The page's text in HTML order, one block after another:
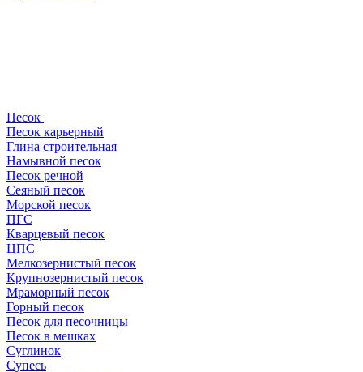
Песок
Песок карьерный
Глина строительная
Намывной песок
Песок речной
Сеяный песок
Морской песок
ПГС
Кварцевый песок
ЦПС
Мелкозернистый песок
Крупнозернистый песок
Мраморный песок
Горный песок
Песок для песочницы
Песок в мешках
Суглинок
Супесь